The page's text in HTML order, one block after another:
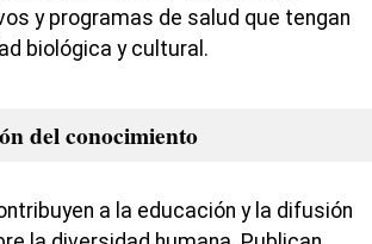
y programas de salud que tengan
biológica y cultural.
del conocimiento
a la educación y la difusión